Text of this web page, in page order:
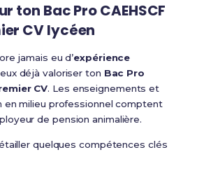
ton Bac Pro CAEHSCF
CV lycéen
jamais eu d’expérience
déjà valoriser ton Bac Pro
CV. Les enseignements et
en milieu professionnel comptent
de pension animalière.
quelques compétences clés